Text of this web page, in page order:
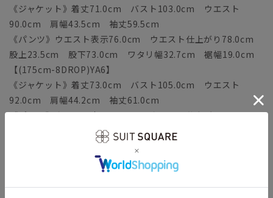
《ジャケット》着丈71.0cm バスト103.0cm ウエスト
90.0cm 肩幅43.5cm 袖丈59.5cm
《パンツ》ウエスト表示76.0cm ウエスト仕上がり78.0cm
股上23.5cm 股下73.0cm ワタリ幅32.7cm 裾幅19.0cm
【(175cm-8DROP)YA6】
《ジャケット》着丈73.0cm バスト105.0cm ウエスト
92.0cm 肩幅44.2cm 袖丈61.0cm
《パンツ》ウエスト表示78.0cm ウエスト仕上がり80.0cm
股上24.0cm 股下75.0cm ワタリ幅33.3cm 裾幅19.5cm
【(180cm-8DROP)YA7】
《ジャケット》着丈75.0cm バスト107.0cm ウエスト
94.0cm 肩幅44.9cm 袖丈63.0cm
《パンツ》ウエスト表示80.0cm ウエスト仕上がり82.0cm